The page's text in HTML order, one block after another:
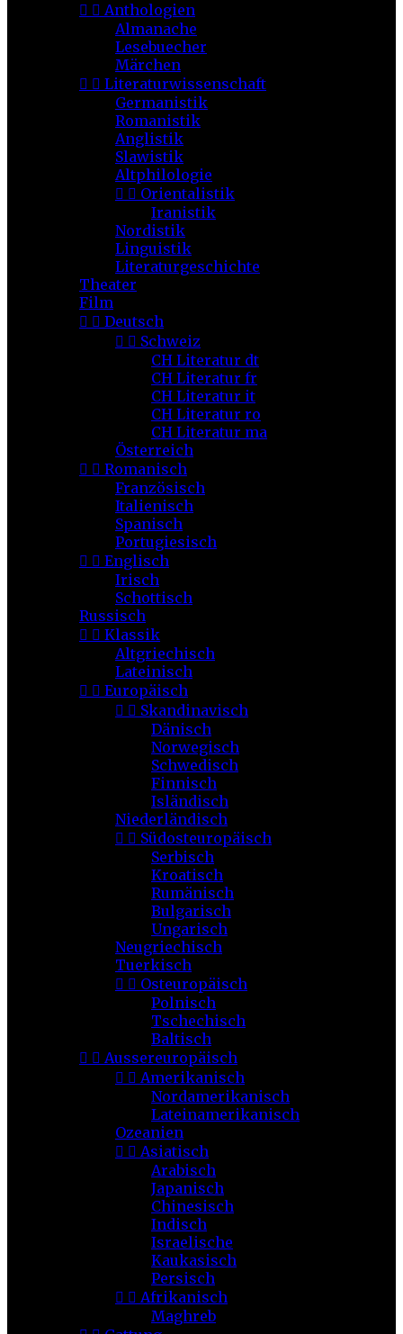
  Anthologien
Almanache
Lesebuecher
Märchen
  Literaturwissenschaft
Germanistik
Romanistik
Anglistik
Slawistik
Altphilologie
  Orientalistik
Iranistik
Nordistik
Linguistik
Literaturgeschichte
Theater
Film
  Deutsch
  Schweiz
CH Literatur dt
CH Literatur fr
CH Literatur it
CH Literatur ro
CH Literatur ma
Österreich
  Romanisch
Französisch
Italienisch
Spanisch
Portugiesisch
  Englisch
Irisch
Schottisch
Russisch
  Klassik
Altgriechisch
Lateinisch
  Europäisch
  Skandinavisch
Dänisch
Norwegisch
Schwedisch
Finnisch
Isländisch
Niederländisch
  Südosteuropäisch
Serbisch
Kroatisch
Rumänisch
Bulgarisch
Ungarisch
Neugriechisch
Tuerkisch
  Osteuropäisch
Polnisch
Tschechisch
Baltisch
  Aussereuropäisch
  Amerikanisch
Nordamerikanisch
Lateinamerikanisch
Ozeanien
  Asiatisch
Arabisch
Japanisch
Chinesisch
Indisch
Israelische
Kaukasisch
Persisch
  Afrikanisch
Maghreb